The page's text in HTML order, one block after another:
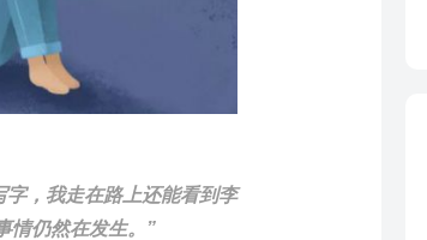
，我走在路上还能看到李
情仍然在发生。”